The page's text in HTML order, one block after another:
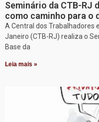
Seminário da CTB-RJ
como caminho para o
A Central dos Trabalhadores
Janeiro (CTB-RJ) realiza o
Base da
Leia mais »